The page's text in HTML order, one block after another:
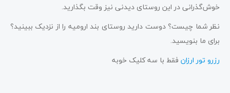
خوش‌گذرانی در این روستای دیدنی نیز وقت بگذارید.
نظر شما چیست؟ دوست دارید روستای بند ارومیه را از نزدیک ببینید؟
برای ما بنویسید.
رزرو تور ارزان فقط با سه کلیک خوبه